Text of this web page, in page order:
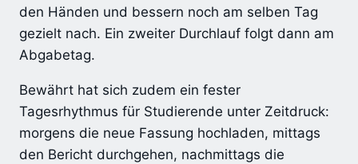
den Händen und bessern noch am selben Tag
gezielt nach. Ein zweiter Durchlauf folgt dann am
Abgabetag.
Bewährt hat sich zudem ein fester
Tagesrhythmus für Studierende unter Zeitdruck:
morgens die neue Fassung hochladen, mittags
den Bericht durchgehen, nachmittags die